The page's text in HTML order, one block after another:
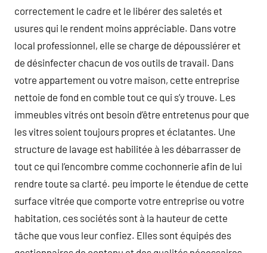
correctement le cadre et le libérer des saletés et
usures qui le rendent moins appréciable. Dans votre
local professionnel, elle se charge de dépoussiérer et
de désinfecter chacun de vos outils de travail. Dans
votre appartement ou votre maison, cette entreprise
nettoie de fond en comble tout ce qui s’y trouve. Les
immeubles vitrés ont besoin d’être entretenus pour que
les vitres soient toujours propres et éclatantes. Une
structure de lavage est habilitée à les débarrasser de
tout ce qui l’encombre comme cochonnerie afin de lui
rendre toute sa clarté. peu importe le étendue de cette
surface vitrée que comporte votre entreprise ou votre
habitation, ces sociétés sont à la hauteur de cette
tâche que vous leur confiez. Elles sont équipés des